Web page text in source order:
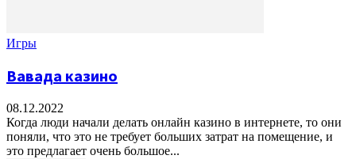
Игры
Вавада казино
08.12.2022
Когда люди начали делать онлайн казино в интернете, то они
поняли, что это не требует больших затрат на помещение, и
это предлагает очень большое...